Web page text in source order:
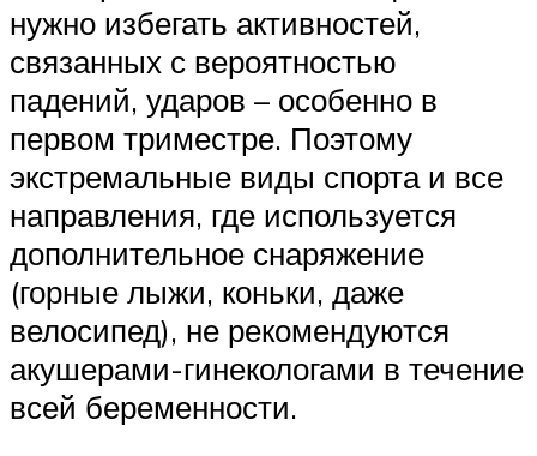
нужно избегать активностей,
связанных с вероятностью
падений, ударов – особенно в
первом триместре. Поэтому
экстремальные виды спорта и все
направления, где используется
дополнительное снаряжение
(горные лыжи, коньки, даже
велосипед), не рекомендуются
акушерами-гинекологами в течение
всей беременности.